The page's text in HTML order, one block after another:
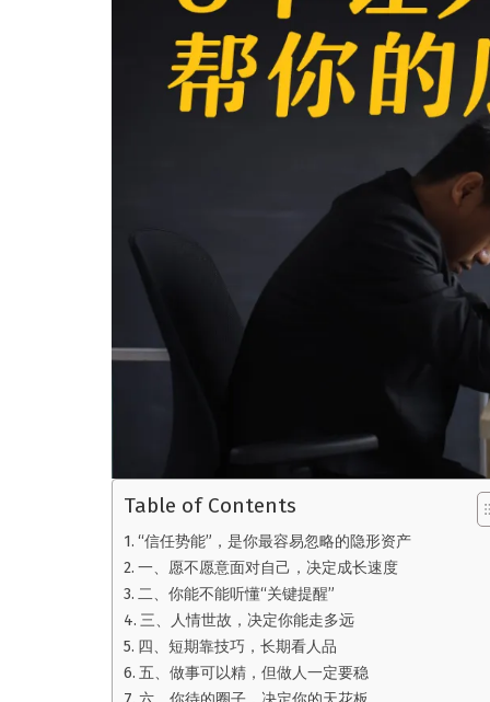
Table of Contents
“信任势能”，是你最容易忽略的隐形资产
一、愿不愿意面对自己，决定成长速度
二、你能不能听懂“关键提醒”
三、人情世故，决定你能走多远
四、短期靠技巧，长期看人品
五、做事可以精，但做人一定要稳